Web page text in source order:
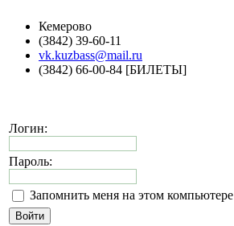
Кемерово
(3842) 39-60-11
vk.kuzbass@mail.ru
(3842) 66-00-84 [БИЛЕТЫ]
Логин:
Пароль:
Запомнить меня на этом компьютере